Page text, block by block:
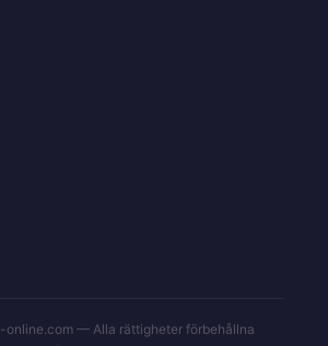
— Alla rättigheter förbehållna